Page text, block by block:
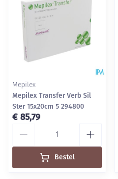
Mepilex
Mepilex Transfer Verb Sil
Ster 15x20cm 5 294800
€ 85,79
Bestel